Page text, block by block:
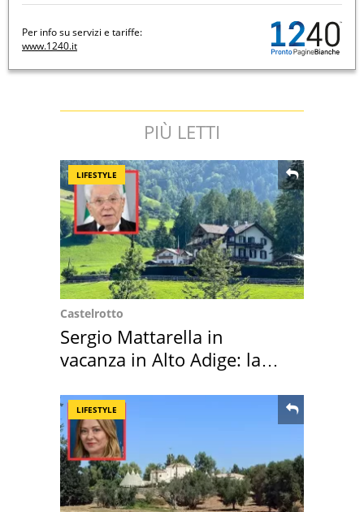
Per info su servizi e tariffe:
www.1240.it
PIÙ LETTI
LIFESTYLE
Castelrotto
Sergio Mattarella in
vacanza in Alto Adige: la
LIFESTYLE